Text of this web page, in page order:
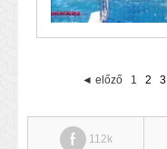
◄ előző 1 2 3
112k